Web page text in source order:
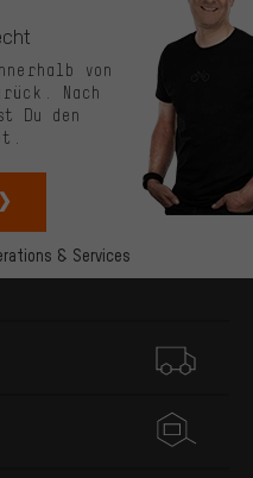
& Services
von
Nach
Du den